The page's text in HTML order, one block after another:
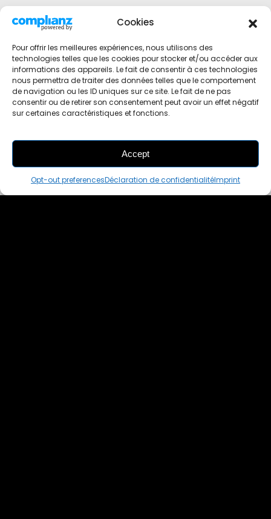
Cookies
Pour offrir les meilleures expériences, nous utilisons des
technologies telles que les cookies pour stocker et/ou accéder aux
informations des appareils. Le fait de consentir à ces technologies
nous permettra de traiter des données telles que le comportement
de navigation ou les ID uniques sur ce site. Le fait de ne pas
consentir ou de retirer son consentement peut avoir un effet négatif
sur certaines caractéristiques et fonctions.
Accept
Opt-out preferencesDéclaration de confidentialitéImprint
THIS PAIR IS
ALREADY SOLD OUT